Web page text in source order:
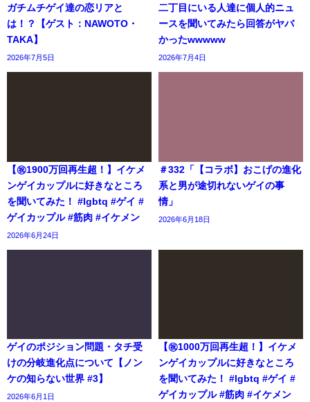
ガチムチゲイ達の恋リアと
は！？【ゲスト：NAWOTO・
TAKA】
2026年7月5日
二丁目にいる人達に個人的ニュ
ースを聞いてみたら回答がヤバ
かったwwwww
2026年7月4日
【㊗️1900万回再生超！】イケメ
ンゲイカップルに好きなところ
を聞いてみた！ #lgbtq #ゲイ #
ゲイカップル #筋肉 #イケメン
2026年6月24日
＃332「【コラボ】おこげの進化
系と男が途切れないゲイの事
情」
2026年6月18日
ゲイのポジション問題・タチ受
けの分岐進化点について【ノン
ケの知らない世界 #3】
2026年6月1日
【㊗️1000万回再生超！】イケメ
ンゲイカップルに好きなところ
を聞いてみた！ #lgbtq #ゲイ #
ゲイカップル #筋肉 #イケメン